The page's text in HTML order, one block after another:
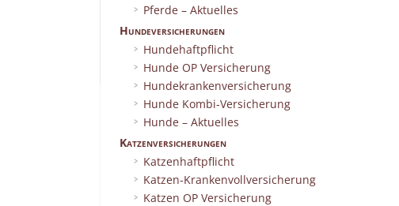
Pferde – Aktuelles
Hundeversicherungen
Hundehaftpflicht
Hunde OP Versicherung
Hundekrankenversicherung
Hunde Kombi-Versicherung
Hunde – Aktuelles
Katzenversicherungen
Katzenhaftpflicht
Katzen-Krankenvollversicherung
Katzen OP Versicherung